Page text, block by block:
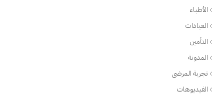
الأطباء
العيادات
التأمين
المدونة
تجربة المرضى
الفيديوهات